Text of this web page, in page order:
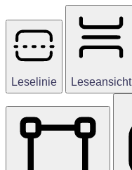
Leselinie Leseansicht